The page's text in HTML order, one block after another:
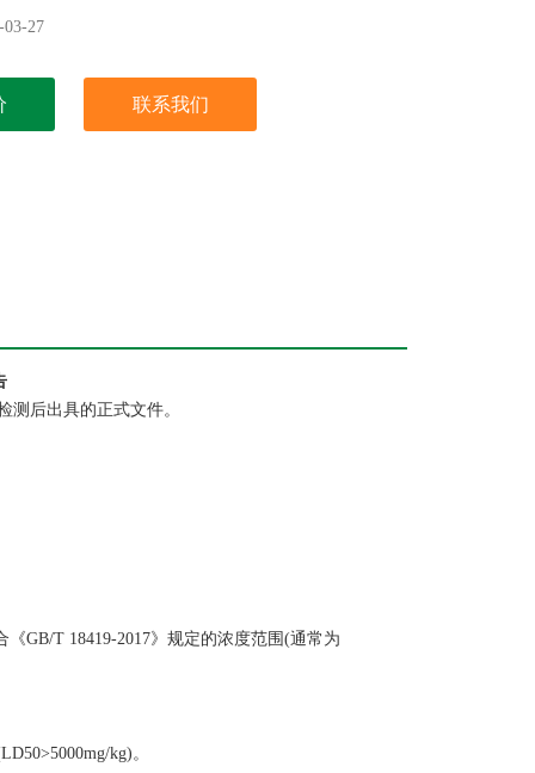
03-27
联系我们
后出具的正式文件。
GB/T 18419-2017》规定的浓度范围(通常为
kg)。